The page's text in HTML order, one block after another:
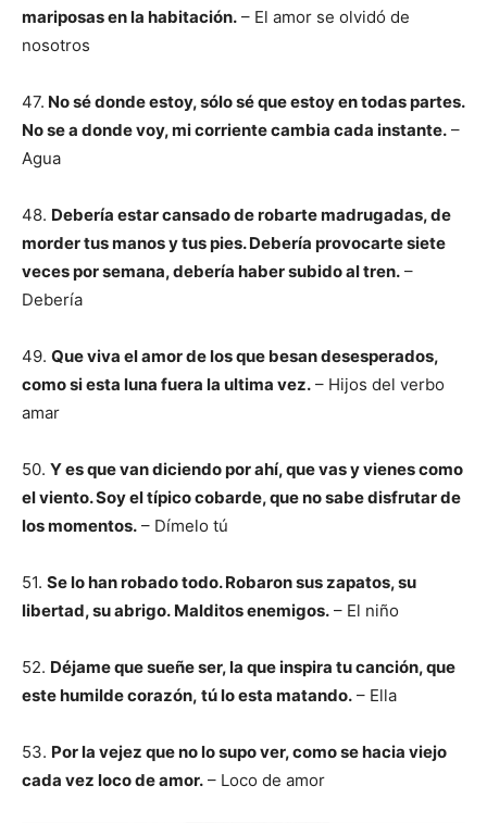
mariposas en la habitación. – El amor se olvidó de
nosotros
47. No sé donde estoy, sólo sé que estoy en todas partes.
No se a donde voy, mi corriente cambia cada instante. –
Agua
48. Debería estar cansado de robarte madrugadas, de
morder tus manos y tus pies. Debería provocarte siete
veces por semana,debería haber subido al tren. –
Debería
49. Que viva el amor de los que besan desesperados,
como si esta luna fuera la ultima vez. – Hijos del verbo
amar
50. Y es que van diciendo por ahí, que vas y vienes como
el viento.Soy el típico cobarde, que no sabe disfrutar de
los momentos. – Dímelo tú
51. Se lo han robado todo. Robaron sus zapatos, su
libertad, su abrigo. Malditos enemigos. – El niño
52. Déjame que sueñe ser, la que inspira tu canción, que
este humilde corazón, tú lo esta matando. – Ella
53. Por la vejez que no lo supo ver, como se hacia viejo
cada vez loco de amor. – Loco de amor